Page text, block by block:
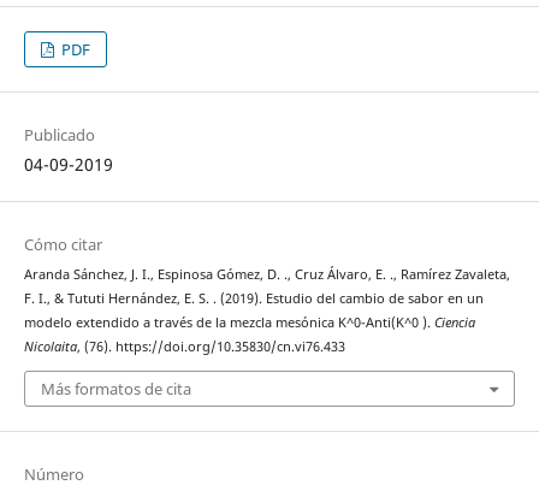
PDF
Publicado
04-09-2019
Cómo citar
Aranda Sánchez, J. I., Espinosa Gómez, D. ., Cruz Álvaro, E. ., Ramí­rez Zavaleta,
F. I., & Tututi Hernández, E. S. . (2019). Estudio del cambio de sabor en un
modelo extendido a través de la mezcla mesónica K^0-Anti(K^0 ). Ciencia
Nicolaita, (76). https://doi.org/10.35830/cn.vi76.433
Más formatos de cita
Número